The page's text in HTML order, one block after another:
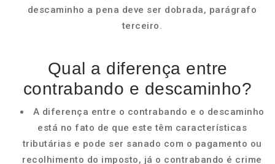
descaminho a pena deve ser dobrada, parágrafo
terceiro.
Qual a diferença entre
contrabando e descaminho?
A diferença entre o contrabando e o descaminho
está no fato de que este têm características
tributárias e pode ser sanado com o pagamento ou
recolhimento do imposto, já o contrabando é crime